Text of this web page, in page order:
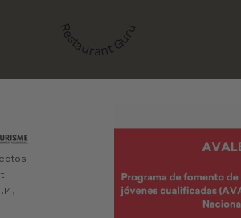
Restaurant Guru